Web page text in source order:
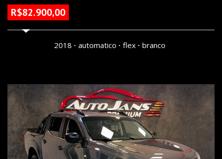
R$82.900,00
2018 automatico flex branco